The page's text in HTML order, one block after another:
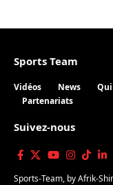
Sports Team
Vidéos News
Partenariats
Suivez-nous
Sports-Team, byAfrik-